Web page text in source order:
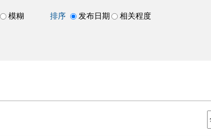
模糊 排序 发布日期 相关程度